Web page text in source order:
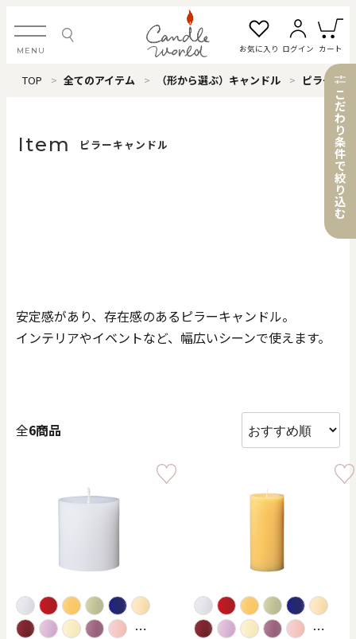
MENU お気に入り ログイン カート
ログイン・新規会員登録
#タグから探す
0 20000
円
TOP 全てのアイテム （形から選ぶ）キャンドル ピラーキャンドル
Item ピラーキャンドル
安定感があり、存在感のあるピラーキャンドル。
インテリアやイベントなど、幅広いシーンで使えます。
全6商品
⋯ ⋯
こ
だ
わ
り
条
件
で
絞
り
込
む